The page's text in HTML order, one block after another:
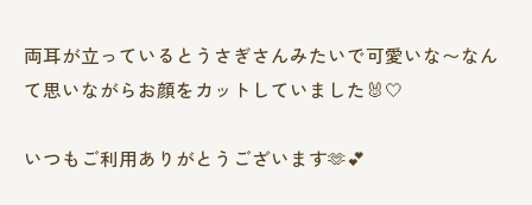
両耳が立っているとうさぎさんみたいで可愛いな〜なん
て思いながらお顔をカットしていました🐰🤍
いつもご利用ありがとうございます🫶💕